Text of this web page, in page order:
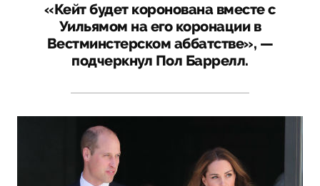
«Кейт будет коронована вместе с
Уильямом на его коронации в
Вестминстерском аббатстве», —
подчеркнул Пол Баррелл.